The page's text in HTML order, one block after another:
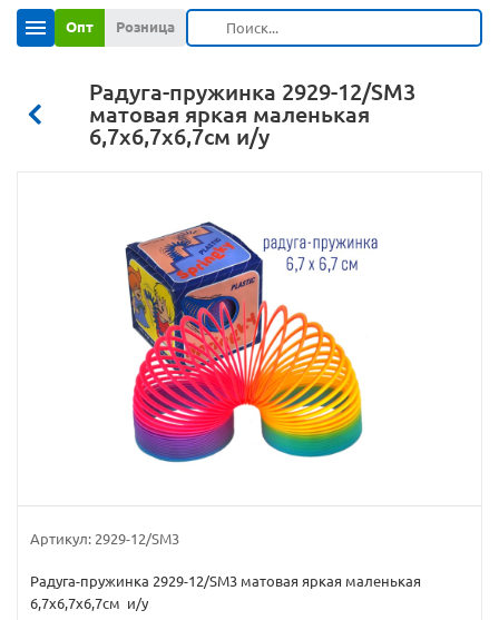
Опт Розница
Радуга-пружинка 2929-12/SM3
матовая яркая маленькая
6,7х6,7х6,7см и/у
Артикул: 2929-12/SM3
Радуга-пружинка 2929-12/SM3 матовая яркая маленькая
6,7х6,7х6,7см и/у